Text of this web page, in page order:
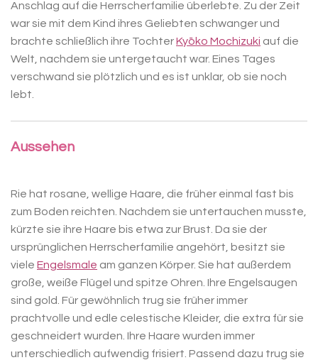
Anschlag auf die Herrscherfamilie überlebte. Zu der Zeit
war sie mit dem Kind ihres Geliebten schwanger und
brachte schließlich ihre TochterKyōko Mochizuki auf die
Welt, nachdem sie untergetaucht war. Eines Tages
verschwand sie plötzlich und es ist unklar, ob sie noch
lebt.
Aussehen
Rie hat rosane, wellige Haare, die früher einmal fast bis
zum Boden reichten. Nachdem sie untertauchen musste,
kürzte sie ihre Haare bis etwa zur Brust. Da sie der
ursprünglichen Herrscherfamilie angehört, besitzt sie
viele Engelsmale am ganzen Körper. Sie hat außerdem
große, weiße Flügel und spitze Ohren. Ihre Engelsaugen
sind gold. Für gewöhnlich trug sie früher immer
prachtvolle und edle celestische Kleider, die extra für sie
geschneidert wurden. Ihre Haare wurden immer
unterschiedlich aufwendig frisiert. Passend dazu trug sie